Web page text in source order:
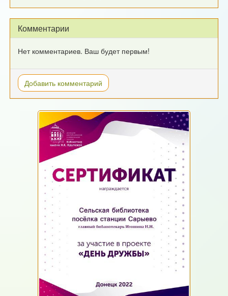
Комментарии
Нет комментариев. Ваш будет первым!
Добавить комментарий